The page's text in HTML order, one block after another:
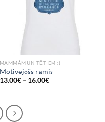
MAMMĀM UN TĒTIEM :)
Motivējošs rāmis
13.00€– 16.00€